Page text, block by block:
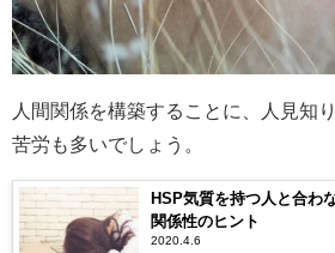
人間関係を構築することに、人見知
苦労も多いでしょう。
HSP気質を持つ人と合わ
関係性のヒント
2020.4.6